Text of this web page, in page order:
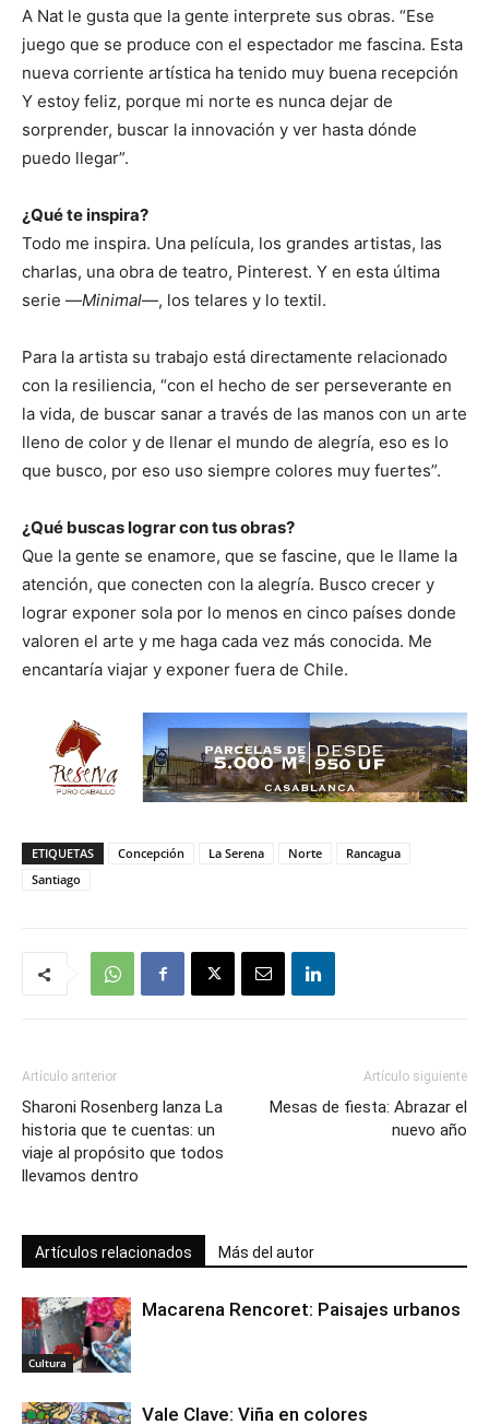
A Nat le gusta que la gente interprete sus obras. “Ese
juego que se produce con el espectador me fascina. Esta
nueva corriente artística ha tenido muy buena recepción
Y estoy feliz, porque mi norte es nunca dejar de
sorprender, buscar la innovación y ver hasta dónde
puedo llegar”.
¿Qué te inspira?
Todo me inspira. Una película, los grandes artistas, las
charlas, una obra de teatro, Pinterest. Y en esta última
serie —Minimal—, los telares y lo textil.
Para la artista su trabajo está directamente relacionado
con la resiliencia, “con el hecho de ser perseverante en
la vida, de buscar sanar a través de las manos con un arte
lleno de color y de llenar el mundo de alegría, eso es lo
que busco, por eso uso siempre colores muy fuertes”.
¿Qué buscas lograr con tus obras?
Que la gente se enamore, que se fascine, que le llame la
atención, que conecten con la alegría. Busco crecer y
lograr exponer sola por lo menos en cinco países donde
valoren el arte y me haga cada vez más conocida. Me
encantaría viajar y exponer fuera de Chile.
ETIQUETAS Concepción La Serena Norte
Rancagua
Santiago
Artículo anterior
Sharoni Rosenberg lanza La
historia que te cuentas: un
viaje al propósito que todos
llevamos dentro
Artículo siguiente
Mesas de fiesta: Abrazar el
nuevo año
Artículos relacionados Más del autor
Cultura
Macarena Rencoret: Paisajes urbanos
Vale Clave: Viña en colores